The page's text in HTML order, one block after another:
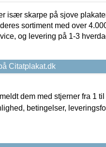
især skarpe på sjove
sortiment med over
og levering på 1-3
Citatplakat.dk
dem med stjerner fra 1
betingelser,